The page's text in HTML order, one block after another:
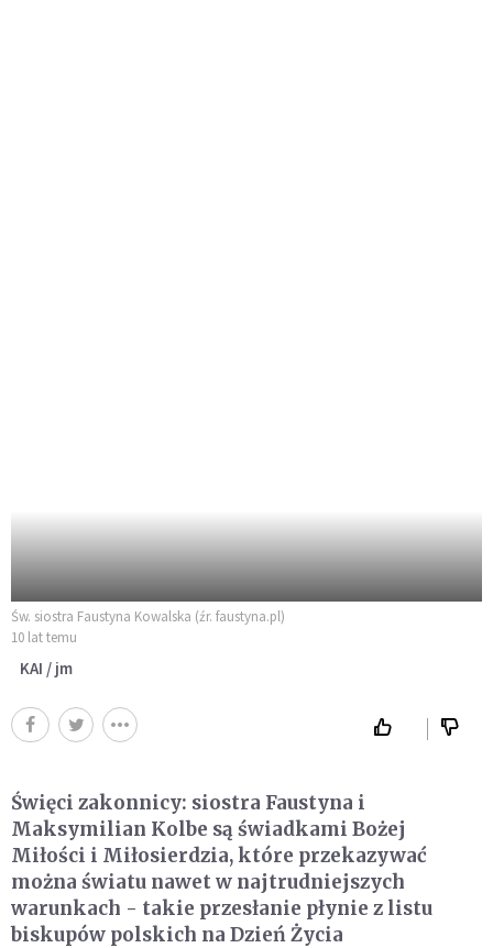
Św. siostra Faustyna Kowalska (źr. faustyna.pl)
10 lat temu
KAI / jm
Święci zakonnicy: siostra Faustyna i
Maksymilian Kolbe są świadkami Bożej
Miłości i Miłosierdzia, które przekazywać
można światu nawet w najtrudniejszych
warunkach - takie przesłanie płynie z listu
biskupów polskich na Dzień Życia